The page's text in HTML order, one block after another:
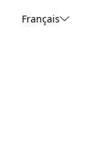
Français